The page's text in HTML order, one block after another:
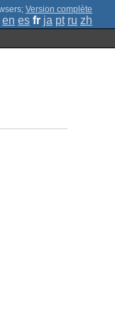
; Version complète
en es fr ja pt ru zh